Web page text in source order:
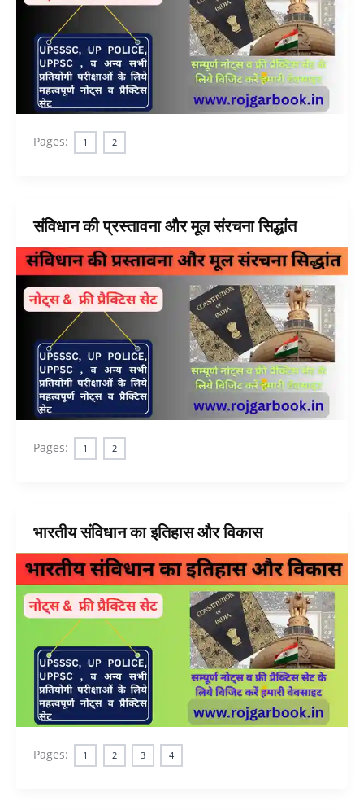
Pages: 1 2
संविधान की प्रस्तावना और मूल संरचना सिद्धांत
Pages: 1 2
भारतीय संविधान का इतिहास और विकास
Pages: 1 2 3 4